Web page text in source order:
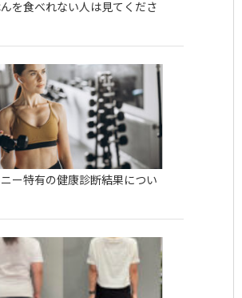
を食べれない人は見てくださ
ニー特有の健康診断結果につい